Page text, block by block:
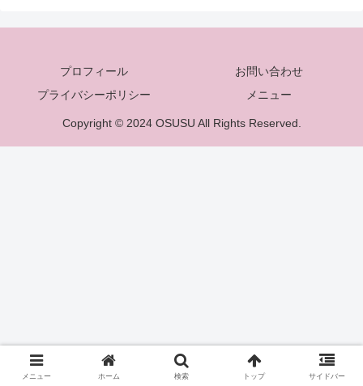
プロフィール
お問い合わせ
プライバシーポリシー
メニュー
Copyright © 2024 OSUSU All Rights Reserved.
メニュー ホーム 検索 トップ サイドバー